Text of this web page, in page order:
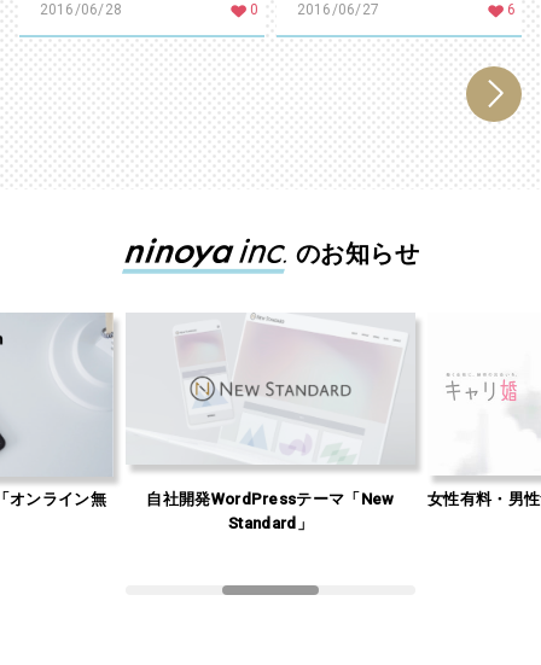
2016/06/28 0 2016/06/27 6
のお知らせ
オンライン無
自社開発WordPressテーマ「New
Standard」
女性有料・男